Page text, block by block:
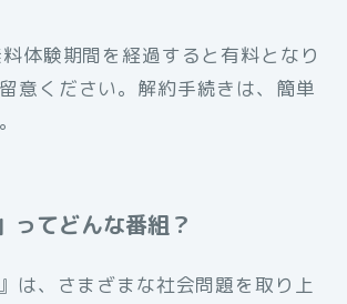
体験期間を経過すると有料となり
意ください。解約手続きは、簡単
ってどんな番組？
』は、さまざまな社会問題を取り上